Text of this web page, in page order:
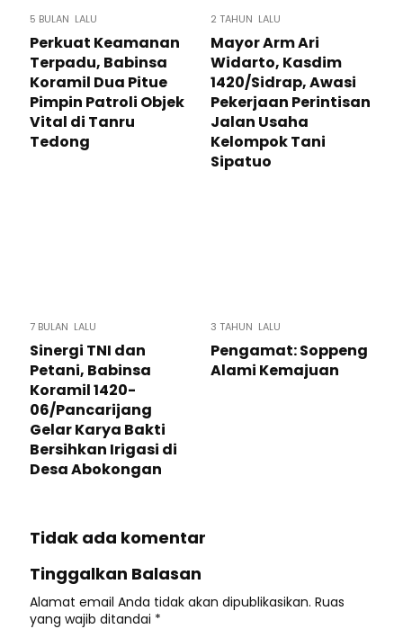
5 BULAN LALU
Perkuat Keamanan
Terpadu, Babinsa
Koramil Dua Pitue
Pimpin Patroli Objek
Vital di Tanru
Tedong
2 TAHUN LALU
Mayor Arm Ari
Widarto, Kasdim
1420/Sidrap, Awasi
Pekerjaan Perintisan
Jalan Usaha
Kelompok Tani
Sipatuo
7 BULAN LALU
Sinergi TNI dan
Petani, Babinsa
Koramil 1420-
06/Pancarijang
Gelar Karya Bakti
Bersihkan Irigasi di
Desa Abokongan
3 TAHUN LALU
Pengamat: Soppeng
Alami Kemajuan
Tidak ada komentar
Tinggalkan Balasan
Alamat email Anda tidak akan dipublikasikan. Ruas
yang wajib ditandai *